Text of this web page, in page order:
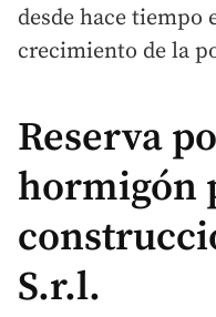
desde hace tiempo
crecimiento de la
Reserva
hormigón
S.r.l.